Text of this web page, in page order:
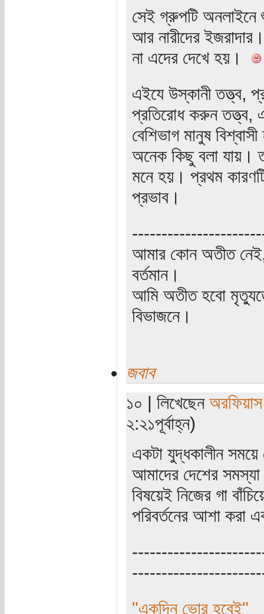
সেই গ্রুপটি
আর নারীদের
না এদের দেখে হয়।
এইযে উস্কানী তত্ত্ব,
প্রতিরোধ করুন তত্ত্ব,
বেশিভাগ মানুষ
অনেক কিছু বলা যায়।
মনে হয়। প্রথম কারণটি
প্রভাব।
আমার কোন অতীত
বর্তমান।
আমি অতীত হবো
বিভাজনে।
জবাব
১০ | লিখেছেন অরফিয়াস
২:২১পূর্বাহ্ন)
একটা যুদ্ধকালীন
আমাদের দেশের সমস্যা
বিষয়েই নিজের গা
পরিবর্তনের আশা করা
"একদিন ভোর হবেই"